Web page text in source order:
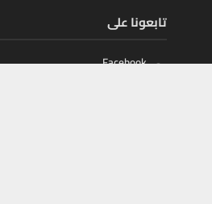
تابعونا على
Facebook